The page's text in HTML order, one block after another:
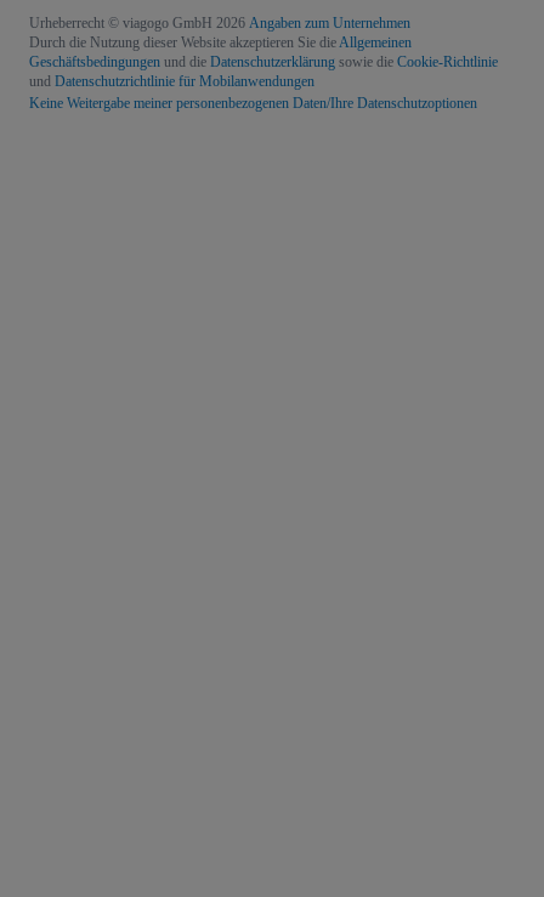
Urheberrecht © viagogo GmbH 2026 Angaben zum Unternehmen
Durch die Nutzung dieser Website akzeptieren Sie dieAllgemeinen
Geschäftsbedingungen und die Datenschutzerklärung sowie die Cookie-Richtlinie
und Datenschutzrichtlinie für Mobilanwendungen
Keine Weitergabe meiner personenbezogenen Daten/Ihre Datenschutzoptionen